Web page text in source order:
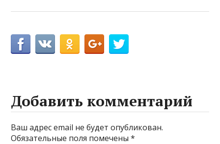
Добавить комментарий
Ваш адрес email не будет опубликован.
Обязательные поля помечены*